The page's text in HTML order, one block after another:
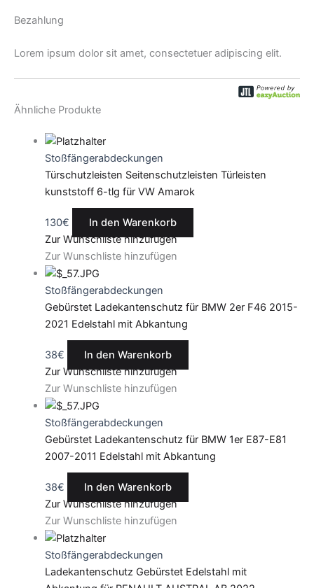
Bezahlung
Lorem ipsum dolor sit amet, consectetuer adipiscing elit.
Ähnliche Produkte
Stoßfängerabdeckungen
Türschutzleisten Seitenschutzleisten Türleisten
kunststoff 6-tlg für VW Amarok
130€
In den Warenkorb
Zur Wunschliste hinzufügen
Zur Wunschliste hinzufügen
Stoßfängerabdeckungen
Gebürstet Ladekantenschutz für BMW 2er F46 2015-
2021 Edelstahl mit Abkantung
38€
In den Warenkorb
Zur Wunschliste hinzufügen
Zur Wunschliste hinzufügen
Stoßfängerabdeckungen
Gebürstet Ladekantenschutz für BMW 1er E87-E81
2007-2011 Edelstahl mit Abkantung
38€
In den Warenkorb
Zur Wunschliste hinzufügen
Zur Wunschliste hinzufügen
Stoßfängerabdeckungen
Ladekantenschutz Gebürstet Edelstahl mit